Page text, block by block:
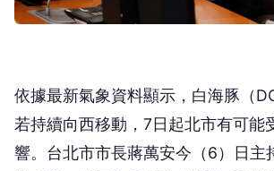
依據最新氣象資料顯示，白海豚（
若持續向西移動，7日起北市有可能
響。台北市市長蔣萬安今（6）日主